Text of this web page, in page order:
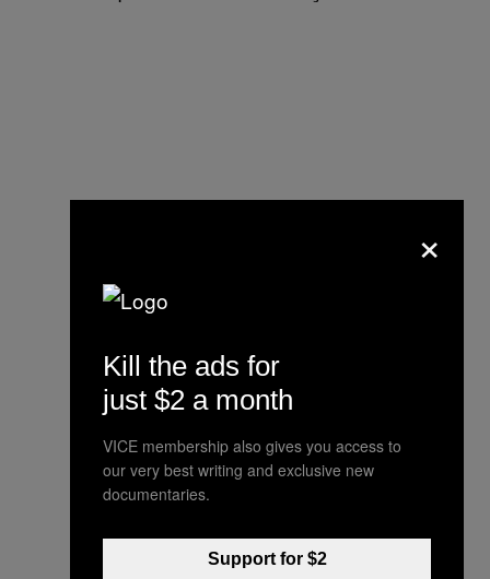
Pedro Paulo (PMDB)
×
Kill the ads for
just $2 a month
VICE membership also gives you access to
our very best writing and exclusive new
documentaries.
Support for $2